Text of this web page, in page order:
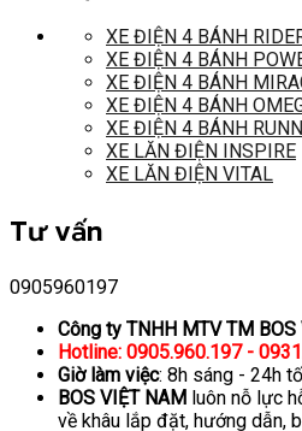
XE ĐIỆN 4 BÁNH
XE ĐIỆN 4 BÁNH
XE ĐIỆN 4 BÁNH
XE ĐIỆN 4 BÁNH
XE ĐIỆN 4 BÁNH
XE LĂN ĐIỆN INSPIRE
XE LĂN ĐIỆN VITAL
Tư vấn
0905960197
Công ty TNHH MTV TM BOS
Hotline: 0905.960.197 -
Giờ làm việc: 8h sáng - 24h
BOS VIỆT NAM luôn nỗ lực
về khâu lắp đặt, hướng dẫn,